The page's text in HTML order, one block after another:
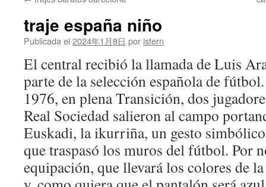
traje españa niño
Publicada el 2024年1月8日 por istern
El central recibió la llamada de Luis
parte de la selección española de
1976, en plena Transición, dos
Real Sociedad salieron al campo
Euskadi, la ikurriña, un gesto
que traspasó los muros del fútbol. Por
equipación, que llevará los colores de